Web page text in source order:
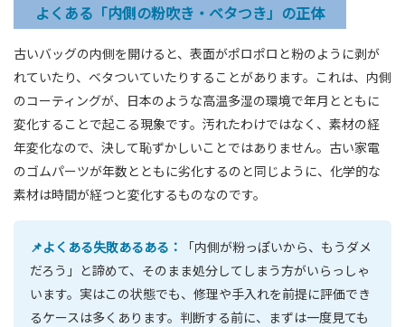
よくある「内側の粉吹き・ベタつき」の正体
古いバッグの内側を開けると、表面がポロポロと粉のように剥が
れていたり、ベタついていたりすることがあります。これは、内側
のコーティングが、日本のような高温多湿の環境で年月とともに
変化することで起こる現象です。汚れたわけではなく、素材の経
年変化なので、決して恥ずかしいことではありません。古い家電
のゴムパーツが年数とともに劣化するのと同じように、化学的な
素材は時間が経つと変化するものなのです。
📌よくある失敗あるある：
「内側が粉っぽいから、もうダメ
だろう」と諦めて、そのまま処分してしまう方がいらっしゃ
います。実はこの状態でも、修理や手入れを前提に評価でき
るケースは多くあります。判断する前に、まずは一度見ても